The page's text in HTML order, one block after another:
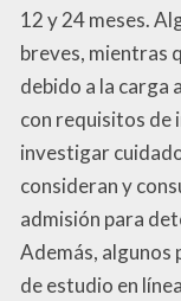
12 y 24 meses.
breves, mientras
debido a la carga
con requisitos de
investigar
consideran y
admisión para
Además, algunos
de estudio en